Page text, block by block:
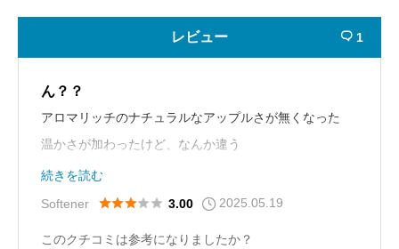
レビュー  1
ん？？
アロマリッチのナチュラルなアップルさが無くなった
温かさが加わったけど、なんか違う
ほんのりアップルの香り
続きを読む
Softener
 3.00 2025.05.19
このクチコミは参考になりましたか？